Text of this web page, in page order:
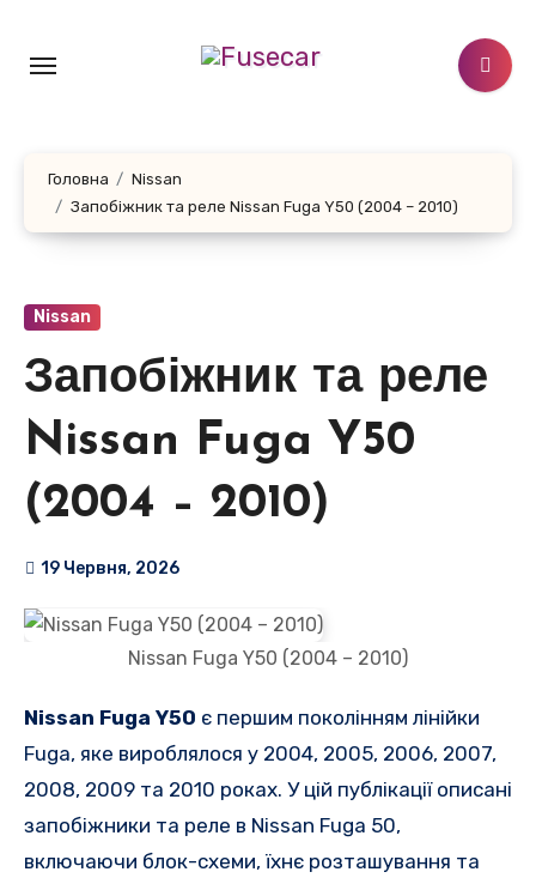
контенту
Головна
Nissan
Запобіжник та реле Nissan Fuga Y50 (2004 – 2010)
Nissan
Запобіжник та реле
Nissan Fuga Y50
(2004 – 2010)
19 Червня, 2026
Nissan Fuga Y50 (2004 – 2010)
Nissan Fuga Y50 є першим поколінням лінійки
Fuga, яке вироблялося у 2004, 2005, 2006, 2007,
2008, 2009 та 2010 роках. У цій публікації описані
запобіжники та реле в Nissan Fuga 50,
включаючи блок-схеми, їхнє розташування та